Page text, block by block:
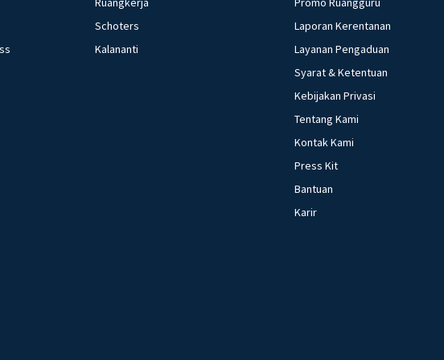
Schoters
Kalananti
Laporan Kerentanan
Layanan Pengaduan
Syarat & Ketentuan
Kebijakan Privasi
Tentang Kami
Kontak Kami
Press Kit
Bantuan
Karir